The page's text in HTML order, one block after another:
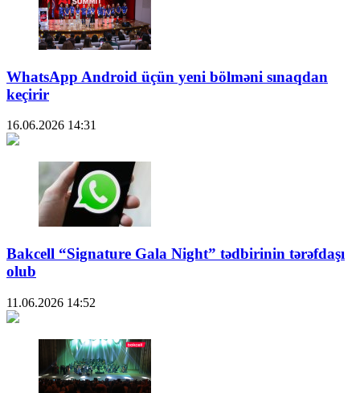
WhatsApp Android üçün yeni bölməni sınaqdan
keçirir
16.06.2026 14:31
Bakcell “Signature Gala Night” tədbirinin tərəfdaşı
olub
11.06.2026 14:52